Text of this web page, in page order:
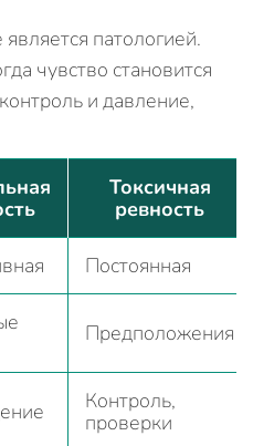
патологией.
чувство становится
и давление,
Токсичная
ревность
Постоянная
Предположения
Контроль,
проверки